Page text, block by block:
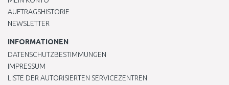
AUFTRAGSHISTORIE
NEWSLETTER
INFORMATIONEN
DATENSCHUTZBESTIMMUNGEN
IMPRESSUM
LISTE DER AUTORISIERTEN SERVICEZENTREN